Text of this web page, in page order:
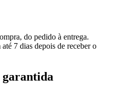
do pedido à entrega.
até 7 dias depois de receber o